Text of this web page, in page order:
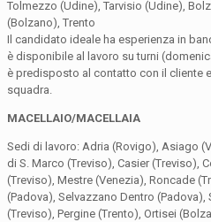
Tolmezzo (Udine), Tarvisio (Udine),
(Bolzano), Trento
Il candidato ideale ha esperienza in
è disponibile al lavoro su turni
è predisposto al contatto con il cliente
squadra.
MACELLAIO/MACELLAIA
Sedi di lavoro: Adria (Rovigo), Asiago
di S. Marco (Treviso), Casier (Treviso),
(Treviso), Mestre (Venezia), Roncade
(Padova), Selvazzano Dentro (Padova),
(Treviso), Pergine (Trento), Ortisei